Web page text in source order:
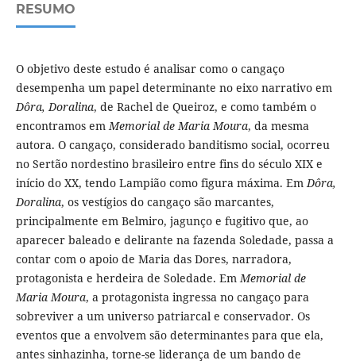
RESUMO
O objetivo deste estudo é analisar como o cangaço
desempenha um papel determinante no eixo narrativo em
Dôra, Doralina, de Rachel de Queiroz, e como também o
encontramos emMemorial de Maria Moura, da mesma
autora. O cangaço, considerado banditismo social, ocorreu
no Sertão nordestino brasileiro entre fins do século XIX e
início do XX, tendo Lampião como figura máxima. EmDôra,
Doralina, os vestígios do cangaço são marcantes,
principalmente em Belmiro, jagunço e fugitivo que, ao
aparecer baleado e delirante na fazenda Soledade, passa a
contar com o apoio de Maria das Dores, narradora,
protagonista e herdeira de Soledade. EmMemorial de
Maria Moura, a protagonista ingressa no cangaço para
sobreviver a um universo patriarcal e conservador. Os
eventos que a envolvem são determinantes para que ela,
antes sinhazinha, torne-se liderança de um bando de